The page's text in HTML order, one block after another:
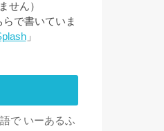
せん）
で書いていま
」
語で いーあるふ